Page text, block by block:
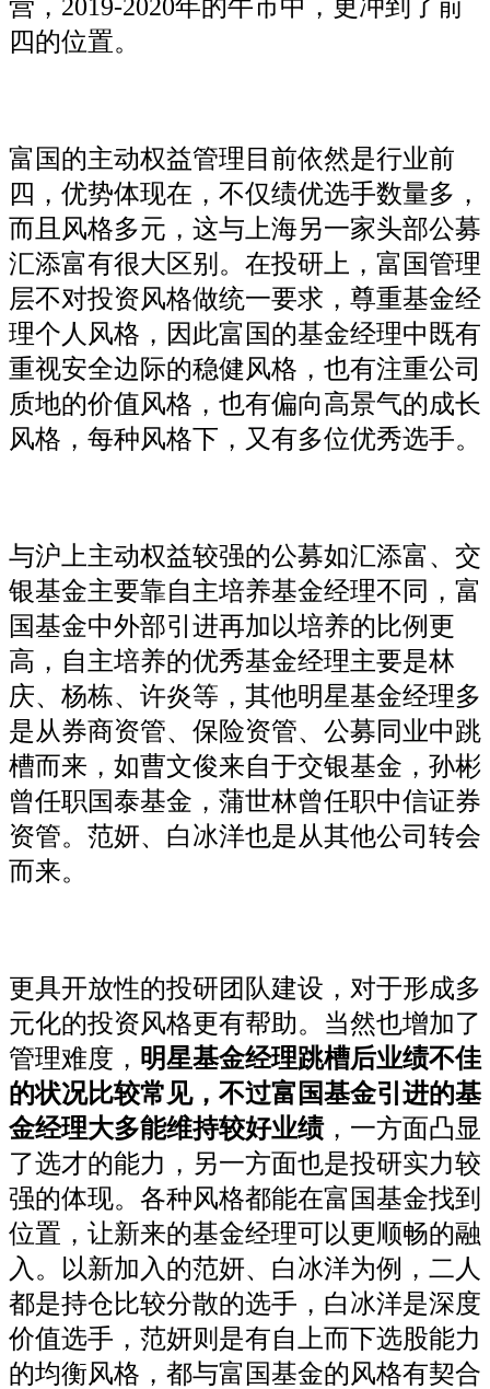
营，2019-2020年的牛市中，更冲到了前
四的位置。
富国的主动权益管理目前依然是行业前
四，优势体现在，不仅绩优选手数量多，
而且风格多元，这与上海另一家头部公募
汇添富有很大区别。在投研上，富国管理
层不对投资风格做统一要求，尊重基金经
理个人风格，因此富国的基金经理中既有
重视安全边际的稳健风格，也有注重公司
质地的价值风格，也有偏向高景气的成长
风格，每种风格下，又有多位优秀选手。
与沪上主动权益较强的公募如汇添富、交
银基金主要靠自主培养基金经理不同，富
国基金中外部引进再加以培养的比例更
高，自主培养的优秀基金经理主要是林
庆、杨栋、许炎等，其他明星基金经理多
是从券商资管、保险资管、公募同业中跳
槽而来，如曹文俊来自于交银基金，孙彬
曾任职国泰基金，蒲世林曾任职中信证券
资管。范妍、白冰洋也是从其他公司转会
而来。
更具开放性的投研团队建设，对于形成多
元化的投资风格更有帮助。当然也增加了
管理难度， 明星基金经理跳槽后业绩不佳
的状况比较常见，不过富国基金引进的基
金经理大多能维持较好业绩，一方面凸显
了选才的能力，另一方面也是投研实力较
强的体现。各种风格都能在富国基金找到
位置，让新来的基金经理可以更顺畅的融
入。以新加入的范妍、白冰洋为例，二人
都是持仓比较分散的选手，白冰洋是深度
价值选手，范妍则是有自上而下选股能力
的均衡风格，都与富国基金的风格有契合